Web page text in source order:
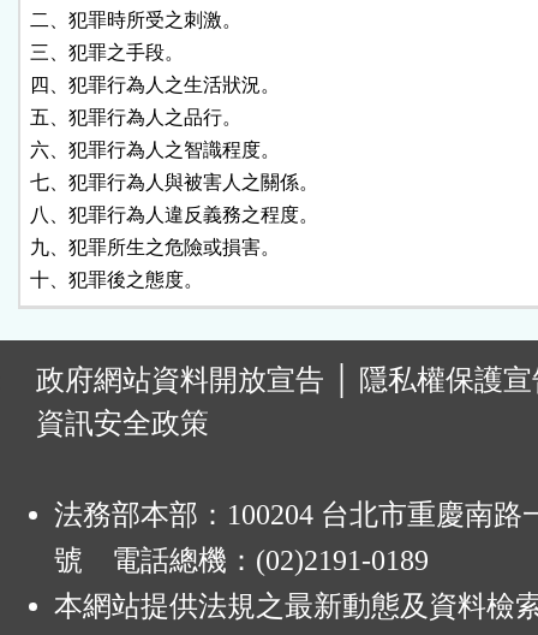
二、犯罪時所受之刺激。
三、犯罪之手段。
四、犯罪行為人之生活狀況。
五、犯罪行為人之品行。
六、犯罪行為人之智識程度。
七、犯罪行為人與被害人之關係。
八、犯罪行為人違反義務之程度。
九、犯罪所生之危險或損害。
十、犯罪後之態度。
政府網站資料開放宣告
隱私權保護
資訊安全政策
法務部本部：100204 台北市重慶南路
號 電話總機：(02)2191-0189
本網站提供法規之最新動態及資料檢